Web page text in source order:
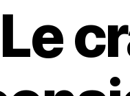
Le